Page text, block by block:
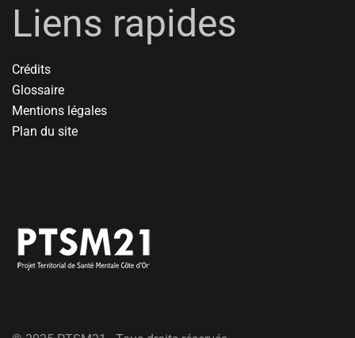
Liens rapides
Crédits
Glossaire
Mentions légales
Plan du site